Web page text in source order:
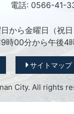
電話: 0566-41-
から金曜日（祝
時00分から午後4
サイトマップ
City. All rights